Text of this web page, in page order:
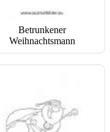
Betrunkener
Weihnachtsmann